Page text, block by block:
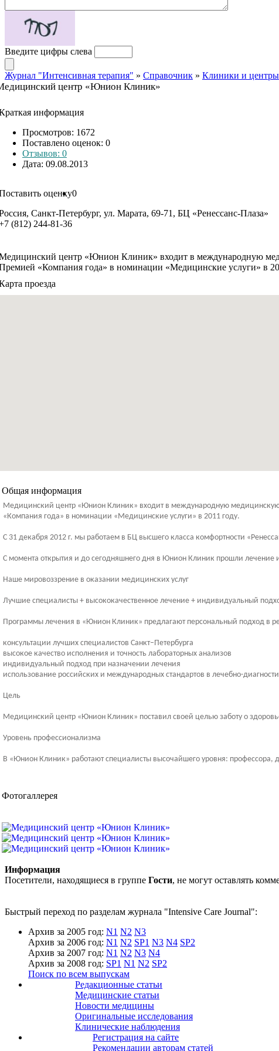
Введите цифры слева
Журнал "Интенсивная терапия" » Справочник » Клиники и центры
центр «Юнион Клиник»
информация
Просмотров: 1672
Поставлено оценок: 0
Отзывов: 0
Дата: 09.08.2013
оценку0
Санкт-Петербург, ул. Марата, 69-71, БЦ «Ренессанс-Плаза»
(812) 244-81-36
центр «Юнион Клиник» входит в международную
«Компания года» в номинации «Медицинские услуги» в
проезда
Общая информация
Медицинский центр «Юнион Клиник» входит в международную медицинскую
«Компания года» в номинации «Медицинские услуги» в 2011 году.
С 31 декабря 2012 г. мы работаем в БЦ высшего класса комфортности
С момента открытия и до сегодняшнего дня в Юнион Клиник прошли
Наше мировоззрение в оказании медицинских услуг
Лучшие специалисты + высококачественное лечение + индивидуальный
Программы лечения в «Юнион Клиник» предлагают персональный подход
консультации лучших специалистов Санкт–Петербурга
высокое качество исполнения и точность лабораторных анализов
индивидуальный подход при назначении лечения
использование российских и международных стандартов в лечебно-
Цель
Медицинский центр «Юнион Клиник» поставил своей целью заботу о
Уровень профессионализма
В «Юнион Клиник» работают специалисты высочайшего уровня:
Фотогаллерея
Информация
Посетители, находящиеся в группе Гости, не могут оставлять
Быстрый переход по разделам журнала "Intensive Care Journal":
Архив за 2005 год: N1 N2 N3
Архив за 2006 год: N1 N2 SP1 N3 N4 SP2
Архив за 2007 год: N1 N2 N3 N4
Архив за 2008 год: SP1 N1 N2 SP2
Поиск по всем выпускам
Редакционные статьи
Медицинские статьи
Новости медицины
Оригинальные исследования
Клинические наблюдения
Регистрация на сайте
Рекомендации авторам статей